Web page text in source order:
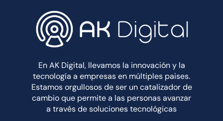
En AK Digital, llevamos la innovación y la
tecnología a empresas en múltiples paises.
Estamos orgullosos de ser un catalizador de
cambio que permite a las personas avanzar
a través de soluciones tecnológicas